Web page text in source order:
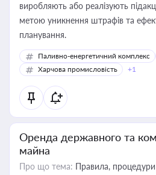
виробляють або реалізують
метою уникнення штрафів та
планування.
Паливно-енергетичний комплекс
Харчова промисловість
+1
Оренда державного та
майна
Про що тема: Правила, процедури